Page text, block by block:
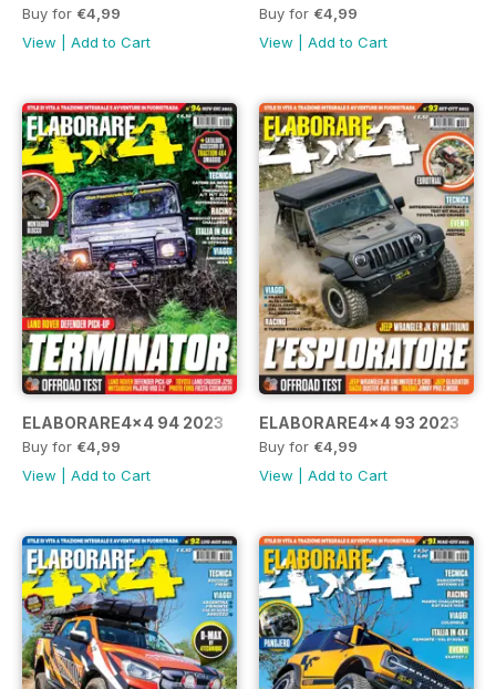
Buy for €4,99
View
Add to Cart
Buy for €4,99
View
Add to Cart
ELABORARE4x4 94 2023
Buy for €4,99
View
Add to Cart
ELABORARE4x4 93 2023
Buy for €4,99
View
Add to Cart